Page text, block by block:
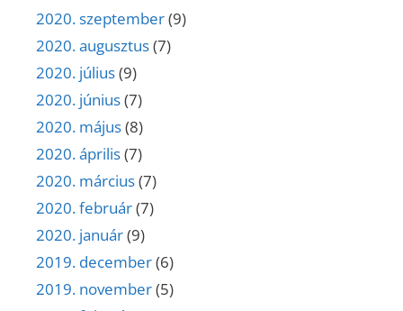
2020. szeptember(9)
2020. augusztus(7)
2020. július(9)
2020. június(7)
2020. május(8)
2020. április(7)
2020. március(7)
2020. február(7)
2020. január(9)
2019. december(6)
2019. november(5)